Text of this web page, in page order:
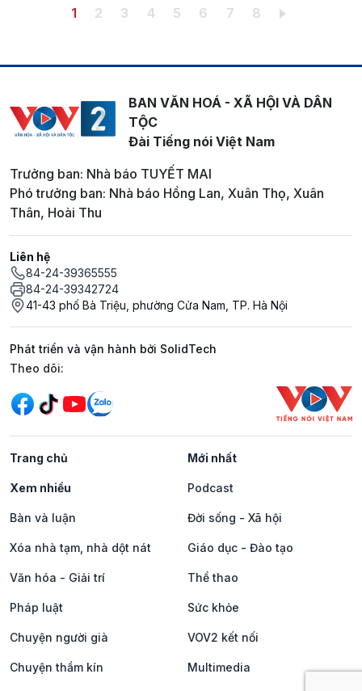
PaginationTrang hiện thời
1 Trang
2 Trang
3 Trang
4 Trang
5 Trang
6 Trang
7 Trang
8
BAN VĂN HOÁ - XÃ HỘI VÀ DÂN
TỘC
Đài Tiếng nói Việt Nam
Trưởng ban: Nhà báo TUYẾT MAI
Phó trưởng ban: Nhà báo Hồng Lan, Xuân Thọ, Xuân
Thân, Hoài Thu
Liên hệ
84-24-39365555
84-24-39342724
41-43 phố Bà Triệu, phường Cửa Nam, TP. Hà Nội
Phát triển và vận hành bởi SolidTech
Mạng xã hội
Theo dõi:
Trang chủ Mới nhất
Xem nhiều Podcast
Bàn và luận Đời sống - Xã hội
Xóa nhà tạm, nhà dột nát Giáo dục - Đào tạo
Văn hóa - Giải trí Thể thao
Pháp luật Sức khỏe
Chuyện người già VOV2 kết nối
Chuyện thầm kín Multimedia